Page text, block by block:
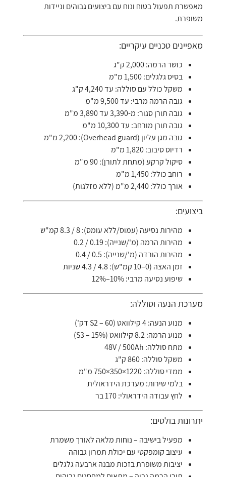
מאפשרת תפעול בטוח ונוח עם ביצועים גבוהים וניידות
משופרת.
מאפיינים טכניים עיקריים:
כושר הרמה: 2,000 ק"ג
בסיס גלגלים: 1,500 מ"מ
משקל כולל עם סוללה: עד 4,240 ק"ג
גובה הרמה מרבי: עד 9,500 מ"מ
גובה תורן סגור: מ-3,390 עד 3,890 מ"מ
גובה תורן מורחב: עד 10,300 מ"מ
גובה מגן עליון (Overhead guard): 2,200 מ"מ
רדיוס סיבוב: 1,820 מ"מ
סיקול קרקע (מתחת לתורן): 90 מ"מ
רוחב כולל: 1,450 מ"מ
אורך כולל: 2,440 מ"מ (ללא מזלגות)
ביצועים:
מהירות נסיעה (עמוס/ללא עומס): 8 / 8.3 קמ"ש
מהירות הרמה (מ'/שנייה): 0.19 / 0.2
מהירות הורדה (מ'/שנייה): 0.5 / 0.4
זמן האצה (0–10 קמ"ש): 4.8 / 4.3 שניות
שיפוע נסיעה מרבי: 10%–12%
מערכת הנעה וסוללה:
מנוע הנעה: 4 קילוואט (S2 – 60 דק')
מנוע הרמה: 8.2 קילוואט (S3 – 15%)
מתח סוללה: 48V / 500Ah
משקל סוללה: 860 ק"ג
ממדי סוללה: 1220×350×750 מ"מ
בלמי שירות: מערכת הידראולית
לחץ עבודה הידראולי: 170 בר
יתרונות בולטים:
מפעיל בישיבה – נוחות מלאה לאורך משמרת
עיצוב קומפקטי עם יכולת תמרון גבוהה
יציבות משופרת בזכות מבנה ארבעה גלגלים